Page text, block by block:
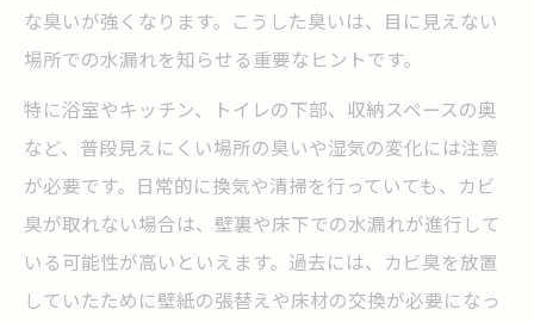
最強と評判の水漏れテープ選びの注意点
水漏れ補修テープや補修パテの違いと使い
分け
水漏れテープの効果的な巻き方とポイント
ホームセンターや100均で選ぶ水漏れ対策法
水漏れ再発を防ぐための確かな確認ポイント
水漏れ再発を防ぐための徹底チェックリス
な臭いが強くなります。こうした臭いは、目に見えない
場所での水漏れを知らせる重要なヒントです。
特に浴室やキッチン、トイレの下部、収納スペースの奥
など、普段見えにくい場所の臭いや湿気の変化には注意
が必要です。日常的に換気や清掃を行っていても、カビ
臭が取れない場合は、壁裏や床下での水漏れが進行して
いる可能性が高いといえます。過去には、カビ臭を放置
していたために壁紙の張替えや床材の交換が必要になっ